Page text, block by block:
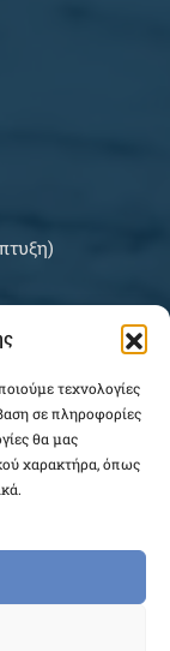
τεχνολογίες
σε πληροφορίες
θα μας
χαρακτήρα, όπως
BY